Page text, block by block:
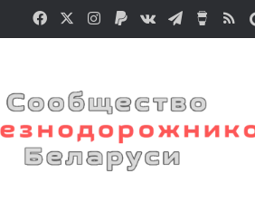
FacebookInstagram
Paypalvk.com
Telegram
Buy